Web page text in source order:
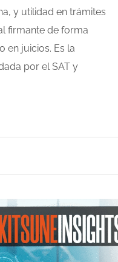
y utilidad en trámites
firmante de forma
en juicios. Es la
por el SAT y